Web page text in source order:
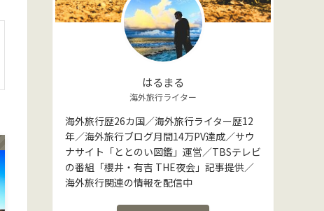
はるまる
海外旅行ライター
海外旅行歴26カ国／海外旅行ライター歴12
年／海外旅行ブログ月間14万PV達成／サウ
ナサイト「ととのい図鑑」運営／TBSテレビ
の番組「櫻井・有吉 THE夜会」記事提供／
海外旅行関連の情報を配信中